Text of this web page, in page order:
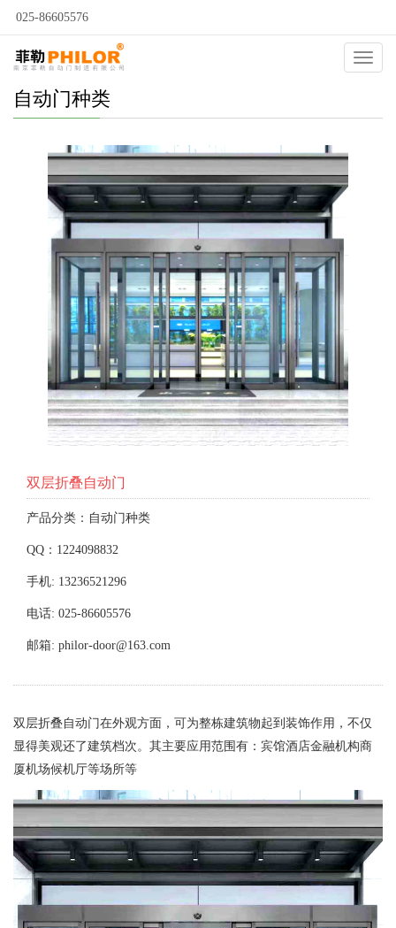
025-86605576
自动门种类
双层折叠自动门
产品分类：自动门种类
QQ：1224098832
手机: 13236521296
电话: 025-86605576
邮箱: philor-door@163.com
双层折叠自动门在外观方面，可为整栋建筑物起到装饰作用，不仅
显得美观还了建筑档次。其主要应用范围有：宾馆酒店金融机构商
厦机场候机厅等场所等